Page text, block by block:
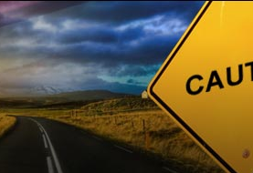
ำไรสูง